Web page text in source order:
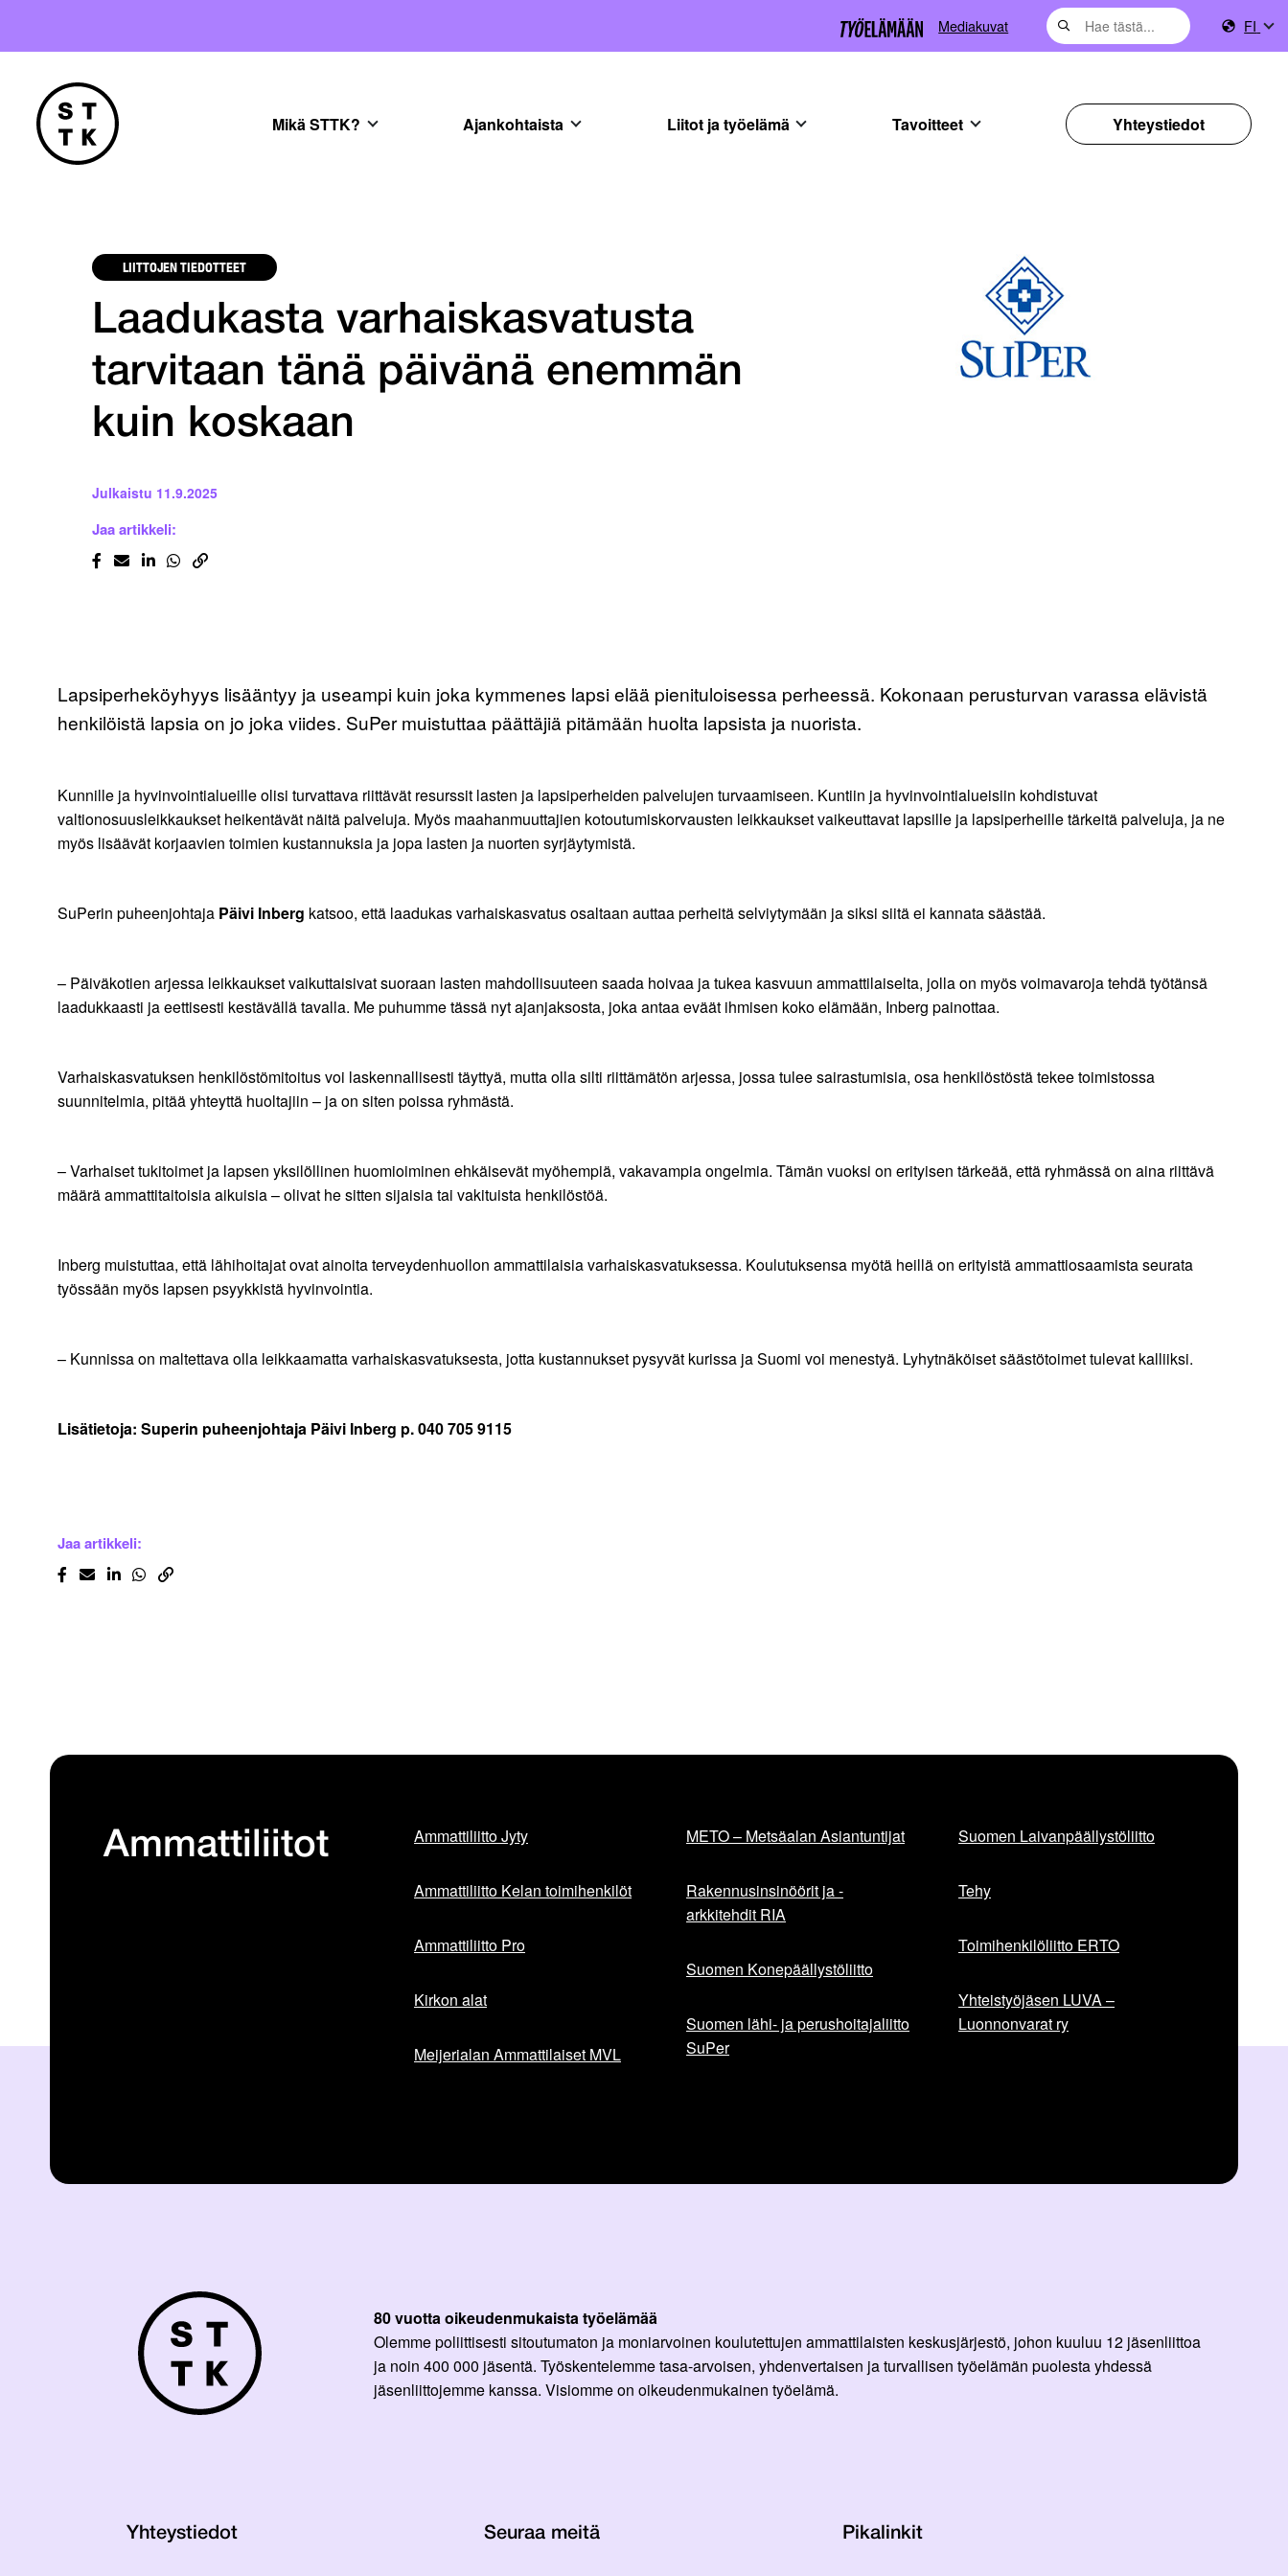
Mediakuvat FI
Mikä STTK? Ajankohtaista Liitot ja työelämä Tavoitteet Yhteystiedot
LIITTOJEN TIEDOTTEET
Laadukasta varhaiskasvatusta
tarvitaan tänä päivänä enemmän
kuin koskaan
Julkaistu 11.9.2025
Jaa artikkeli:
Lapsiperheköyhyys lisääntyy ja useampi kuin joka kymmenes lapsi elää pienituloisessa perheessä. Kokonaan perusturvan varassa elävistä
henkilöistä lapsia on jo joka viides. SuPer muistuttaa päättäjiä pitämään huolta lapsista ja nuorista.
Kunnille ja hyvinvointialueille olisi turvattava riittävät resurssit lasten ja lapsiperheiden palvelujen turvaamiseen. Kuntiin ja hyvinvointialueisiin kohdistuvat
valtionosuusleikkaukset heikentävät näitä palveluja. Myös maahanmuuttajien kotoutumiskorvausten leikkaukset vaikeuttavat lapsille ja lapsiperheille tärkeitä palveluja, ja ne
myös lisäävät korjaavien toimien kustannuksia ja jopa lasten ja nuorten syrjäytymistä.
SuPerin puheenjohtaja Päivi Inberg katsoo, että laadukas varhaiskasvatus osaltaan auttaa perheitä selviytymään ja siksi siitä ei kannata säästää.
– Päiväkotien arjessa leikkaukset vaikuttaisivat suoraan lasten mahdollisuuteen saada hoivaa ja tukea kasvuun ammattilaiselta, jolla on myös voimavaroja tehdä työtänsä
laadukkaasti ja eettisesti kestävällä tavalla. Me puhumme tässä nyt ajanjaksosta, joka antaa eväät ihmisen koko elämään, Inberg painottaa.
Varhaiskasvatuksen henkilöstömitoitus voi laskennallisesti täyttyä, mutta olla silti riittämätön arjessa, jossa tulee sairastumisia, osa henkilöstöstä tekee toimistossa
suunnitelmia, pitää yhteyttä huoltajiin – ja on siten poissa ryhmästä.
– Varhaiset tukitoimet ja lapsen yksilöllinen huomioiminen ehkäisevät myöhempiä, vakavampia ongelmia. Tämän vuoksi on erityisen tärkeää, että ryhmässä on aina riittävä
määrä ammattitaitoisia aikuisia – olivat he sitten sijaisia tai vakituista henkilöstöä.
Inberg muistuttaa, että lähihoitajat ovat ainoita terveydenhuollon ammattilaisia varhaiskasvatuksessa. Koulutuksensa myötä heillä on erityistä ammattiosaamista seurata
työssään myös lapsen psyykkistä hyvinvointia.
– Kunnissa on maltettava olla leikkaamatta varhaiskasvatuksesta, jotta kustannukset pysyvät kurissa ja Suomi voi menestyä. Lyhytnäköiset säästötoimet tulevat kalliiksi.
Lisätietoja: Superin puheenjohtaja Päivi Inberg p. 040 705 9115
Jaa artikkeli:
Ammattiliitot Ammattiliitto Jyty
Ammattiliitto Kelan toimihenkilöt
Ammattiliitto Pro
Kirkon alat
Meijerialan Ammattilaiset MVL
METO – Metsäalan Asiantuntijat
Rakennusinsinöörit ja -
arkkitehdit RIA
Suomen Konepäällystöliitto
Suomen lähi- ja perushoitajaliitto
SuPer
Suomen Laivanpäällystöliitto
Tehy
Toimihenkilöliitto ERTO
Yhteistyöjäsen LUVA –
Luonnonvarat ry
80 vuotta oikeudenmukaista työelämää
Olemme poliittisesti sitoutumaton ja moniarvoinen koulutettujen ammattilaisten keskusjärjestö, johon kuuluu 12 jäsenliittoa
ja noin 400 000 jäsentä. Työskentelemme tasa-arvoisen, yhdenvertaisen ja turvallisen työelämän puolesta yhdessä
jäsenliittojemme kanssa. Visiomme on oikeudenmukainen työelämä.
Yhteystiedot Seuraa meitä Pikalinkit